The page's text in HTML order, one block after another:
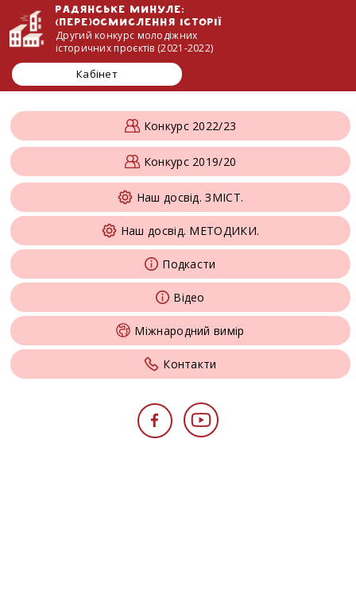
Радянське минуле:
(пере)осмислення історії
Другий конкурс молодіжних
історичних проєктів (2021-2022)
Кабінет
Конкурс 2022/23
Конкурс 2019/20
Наш досвід. ЗМІСТ.
Наш досвід. МЕТОДИКИ.
Подкасти
Відео
Міжнародний вимір
Контакти